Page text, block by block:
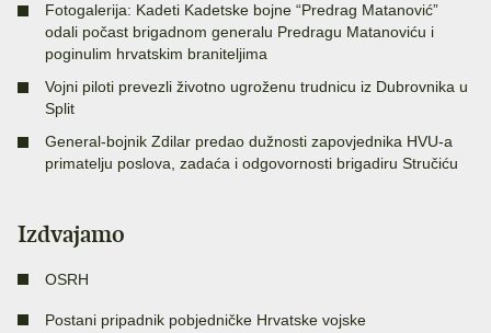
Fotogalerija: Kadeti Kadetske bojne “Predrag Matanović”
odali počast brigadnom generalu Predragu Matanoviću i
poginulim hrvatskim braniteljima
Vojni piloti prevezli životno ugroženu trudnicu iz Dubrovnika u
Split
General-bojnik Zdilar predao dužnosti zapovjednika HVU-a
primatelju poslova, zadaća i odgovornosti brigadiru Stručiću
Izdvajamo
OSRH
Postani pripadnik pobjedničke Hrvatske vojske